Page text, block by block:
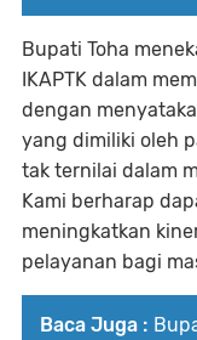
Bupati Toha
IKAPTK dalam
dengan
yang dimiliki oleh
tak ternilai dalam
Kami berharap
meningkatkan
pelayanan bagi
Baca Juga :